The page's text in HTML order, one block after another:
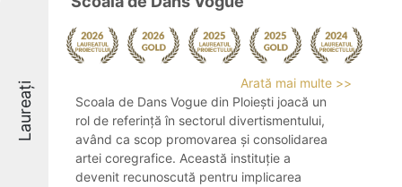
Laureați
Arată mai multe >>
Scoala de Dans Vogue din Ploiești joacă un
rol de referință în sectorul divertismentului,
având ca scop promovarea și consolidarea
artei coregrafice. Această instituție a
devenit recunoscută pentru implicarea